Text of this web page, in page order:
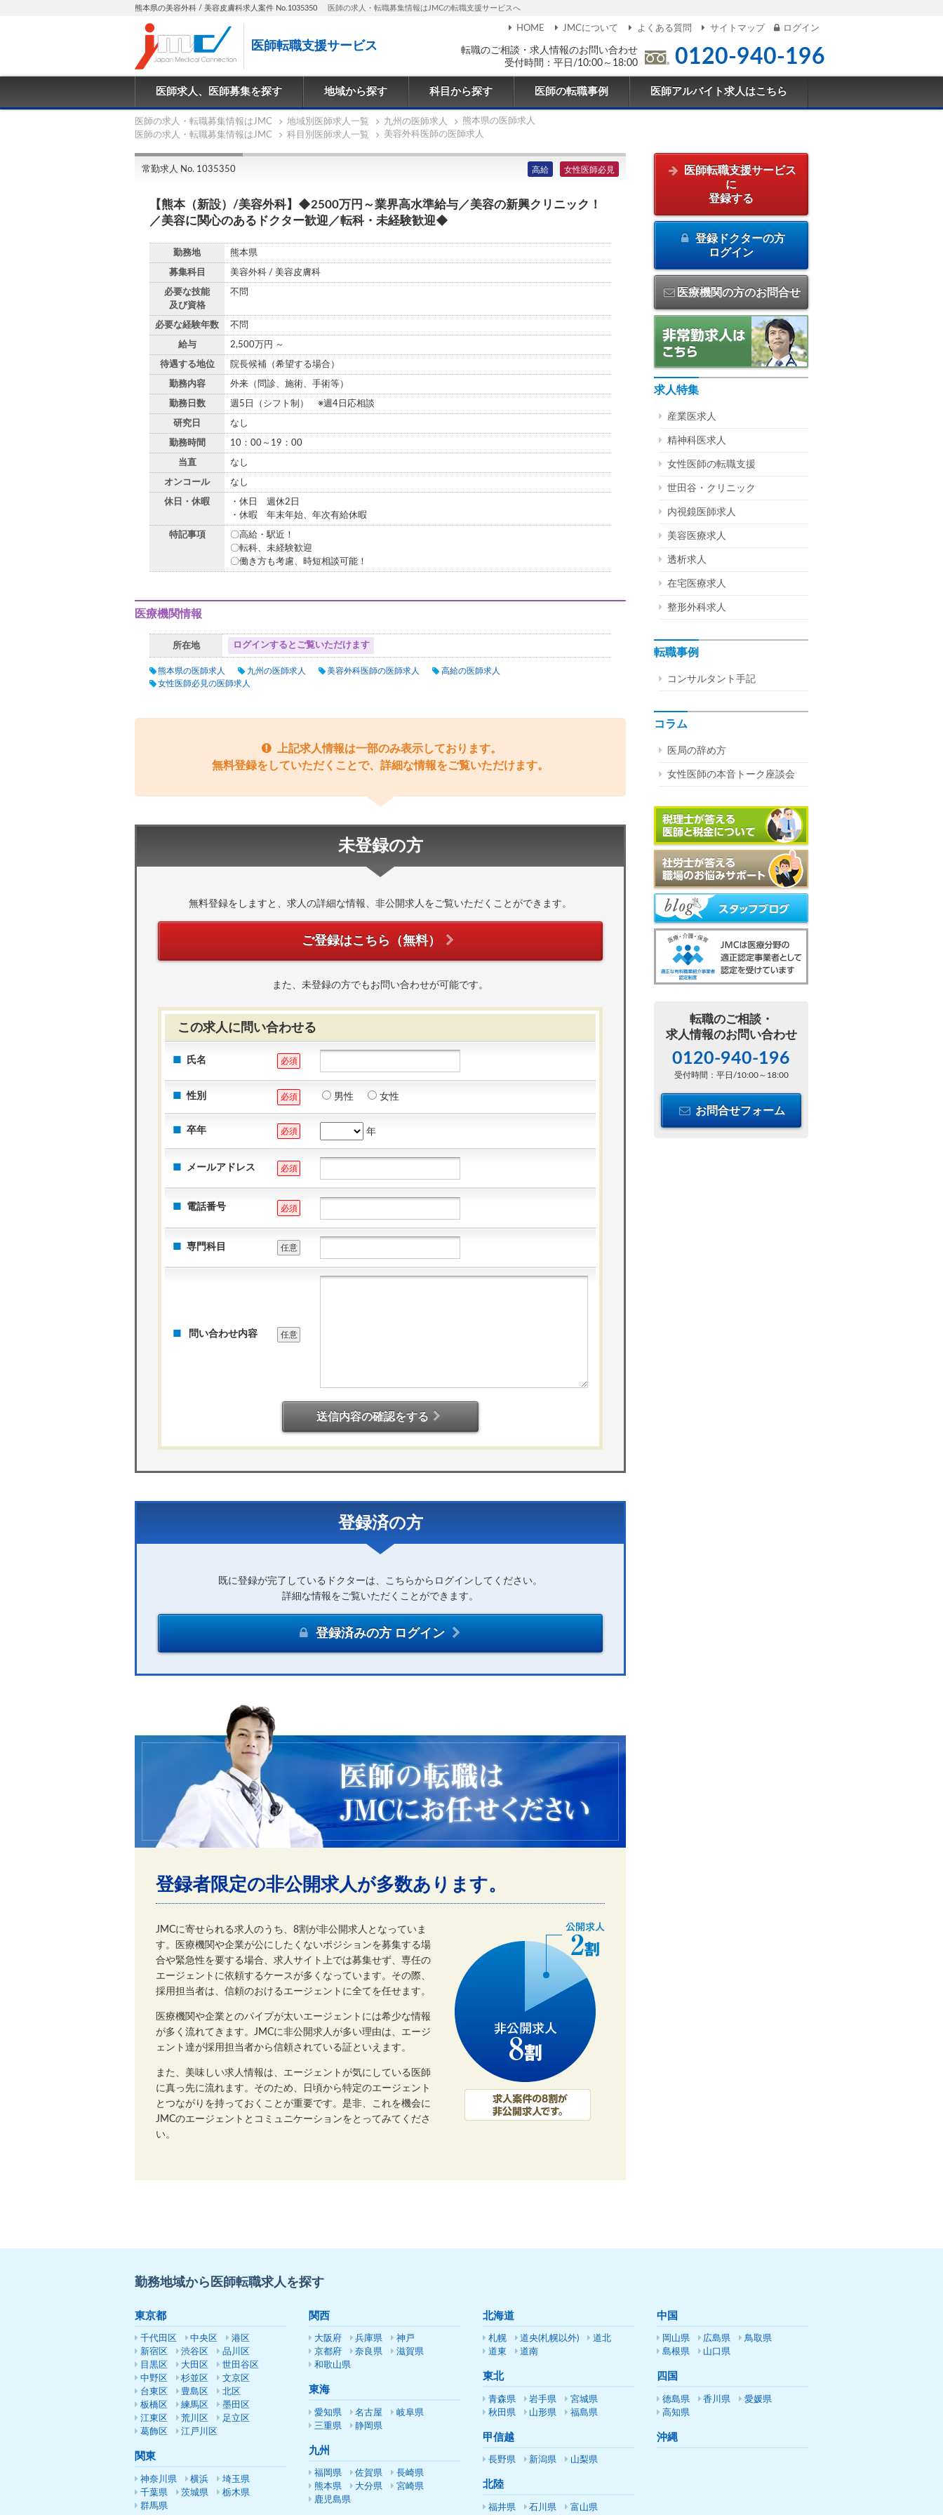
熊本県の美容外科 / 美容皮膚科求人案件 No.1035350 医師の求人・転職募集情報はJMCの転職支援サービスへ
医師転職支援サービス
転職のご相談・求人情報のお問い合わせ
受付時間：平日/10:00～18:00
0120-940-196
HOME JMCについて よくある質問 サイトマップ ログイン
医師求人、医師募集を探す 地域から探す 科目から探す 医師の転職事例 医師アルバイト求人はこちら
医師の求人・転職募集情報はJMC 地域別医師求人一覧 九州の医師求人
熊本県の医師求人
医師の求人・転職募集情報はJMC
科目別医師求人一覧 美容外科医師の医師求人
常勤求人 No. 1035350 高給 女性医師必見
【熊本（新設）/美容外科】◆2500万円～業界高水準給与／美容の新興クリニック！
／美容に関心のあるドクター歓迎／転科・未経験歓迎◆
勤務地 熊本県
募集科目 美容外科 / 美容皮膚科
必要な技能
及び資格
不問
必要な経験年数 不問
給与 2,500万円 ～
待遇する地位 院長候補（希望する場合）
勤務内容 外来（問診、施術、手術等）
勤務日数 週5日（シフト制） ※週4日応相談
研究日 なし
勤務時間 10：00～19：00
当直 なし
オンコール なし
休日・休暇
・休日 週休2日
・休暇 年末年始、年次有給休暇
特記事項
〇高給・駅近！
〇転科、未経験歓迎
〇働き方も考慮、時短相談可能！
医療機関情報
所在地 ログインするとご覧いただけます
熊本県の医師求人 九州の医師求人 美容外科医師の医師求人
高給の医師求人
女性医師必見の医師求人
上記求人情報は一部のみ表示しております。
無料登録をしていただくことで、詳細な情報をご覧いただけます。
未登録の方
無料登録をしますと、求人の詳細な情報、非公開求人をご覧いただくことができます。
ご登録はこちら（無料）
また、未登録の方でもお問い合わせが可能です。
この求人に問い合わせる
氏名 必須
性別 必須 男性 女性
卒年 必須 年
メールアドレス 必須
電話番号 必須
専門科目 任意
問い合わせ内容 任意
送信内容の確認をする
登録済の方
既に登録が完了しているドクターは、こちらからログインしてください。
詳細な情報をご覧いただくことができます。
登録済みの方 ログイン
登録者限定の非公開求人が多数あります。
JMCに寄せられる求人のうち、8割が非公開求人となっていま
す。医療機関や企業が公にしたくないポジションを募集する場
合や緊急性を要する場合、求人サイト上では募集せず、専任の
エージェントに依頼するケースが多くなっています。その際、
採用担当者は、信頼のおけるエージェントに全てを任せます。
医療機関や企業とのパイプが太いエージェントには希少な情報
が多く流れてきます。JMCに非公開求人が多い理由は、エージ
ェント達が採用担当者から信頼されている証といえます。
また、美味しい求人情報は、エージェントが気にしている医師
に真っ先に流れます。そのため、日頃から特定のエージェント
とつながりを持っておくことが重要です。是非、これを機会に
JMCのエージェントとコミュニケーションをとってみてくださ
い。
医師転職支援サービス
に
登録する
登録ドクターの方
ログイン
医療機関の方のお問合せ
求人特集
産業医求人
精神科医求人
女性医師の転職支援
世田谷・クリニック
内視鏡医師求人
美容医療求人
透析求人
在宅医療求人
整形外科求人
転職事例
コンサルタント手記
コラム
医局の辞め方
女性医師の本音トーク座談会
転職のご相談・
求人情報のお問い合わせ
0120-940-196
受付時間：平日/10:00～18:00
お問合せフォーム
勤務地域から医師転職求人を探す
東京都
千代田区 中央区
港区
新宿区
渋谷区
品川区
目黒区
大田区
世田谷区
中野区
杉並区
文京区
台東区
豊島区
北区
板橋区
練馬区
墨田区
江東区
荒川区
足立区
葛飾区
江戸川区
関東
神奈川県 横浜
埼玉県
千葉県
茨城県
栃木県
群馬県
関西
大阪府 兵庫県
神戸
京都府
奈良県
滋賀県
和歌山県
東海
愛知県 名古屋
岐阜県
三重県
静岡県
九州
福岡県 佐賀県
長崎県
熊本県
大分県
宮崎県
鹿児島県
北海道
札幌 道央(札幌以外)
道北
道東
道南
東北
青森県 岩手県
宮城県
秋田県
山形県 福島県
甲信越
長野県 新潟県 山梨県
北陸
福井県 石川県 富山県
中国
岡山県 広島県
鳥取県
島根県
山口県
四国
徳島県 香川県
愛媛県
高知県
沖縄